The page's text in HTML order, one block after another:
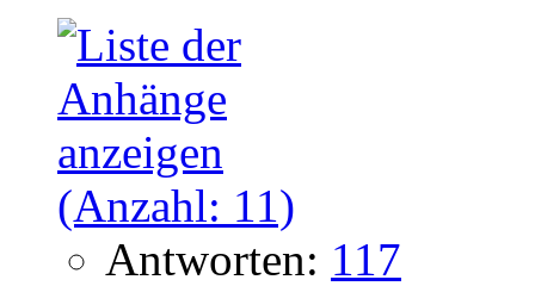
Antworten: 117